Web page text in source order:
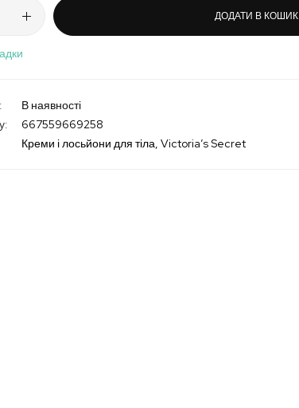
ДОДАТИ В КОШИК
В наявності
667559669258
Креми і лосьйони для тіла Victoria’s Secret